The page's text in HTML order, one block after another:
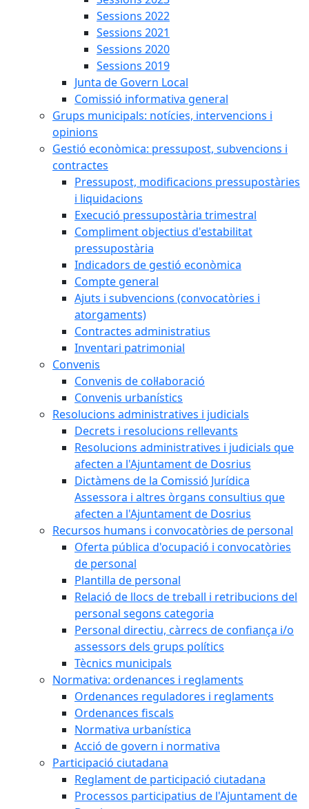
Sessions 2022
Sessions 2021
Sessions 2020
Sessions 2019
Junta de Govern Local
Comissió informativa general
Grups municipals: notícies, intervencions i
opinions
Gestió econòmica: pressupost, subvencions i
contractes
Pressupost, modificacions pressupostàries
i liquidacions
Execució pressupostària trimestral
Compliment objectius d'estabilitat
pressupostària
Indicadors de gestió econòmica
Compte general
Ajuts i subvencions (convocatòries i
atorgaments)
Contractes administratius
Inventari patrimonial
Convenis
Convenis de col·laboració
Convenis urbanístics
Resolucions administratives i judicials
Decrets i resolucions rellevants
Resolucions administratives i judicials que
afecten a l'Ajuntament de Dosrius
Dictàmens de la Comissió Jurídica
Assessora i altres òrgans consultius que
afecten a l'Ajuntament de Dosrius
Recursos humans i convocatòries de personal
Oferta pública d'ocupació i convocatòries
de personal
Plantilla de personal
Relació de llocs de treball i retribucions del
personal segons categoria
Personal directiu, càrrecs de confiança i/o
assessors dels grups polítics
Tècnics municipals
Normativa: ordenances i reglaments
Ordenances reguladores i reglaments
Ordenances fiscals
Normativa urbanística
Acció de govern i normativa
Participació ciutadana
Reglament de participació ciutadana
Processos participatius de l'Ajuntament de